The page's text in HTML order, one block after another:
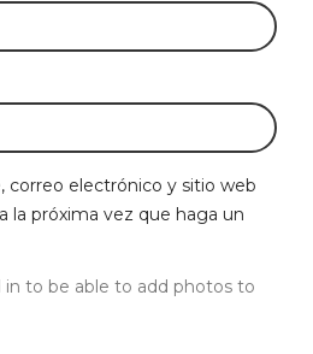
correo electrónico y sitio web
la próxima vez que haga un
to be able to add photos to